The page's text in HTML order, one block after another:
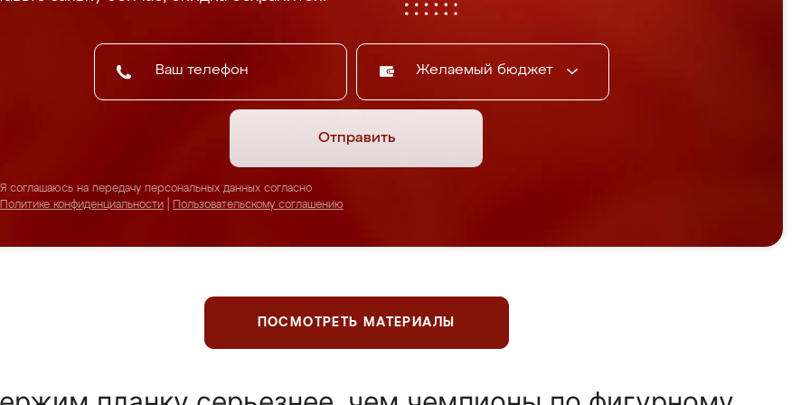
Желаемый бюджет
Отправить
Я соглашаюсь на передачу персональных данных согласно
Политике конфиденциальности
Пользовательскому соглашению
ПОСМОТРЕТЬ МАТЕРИАЛЫ